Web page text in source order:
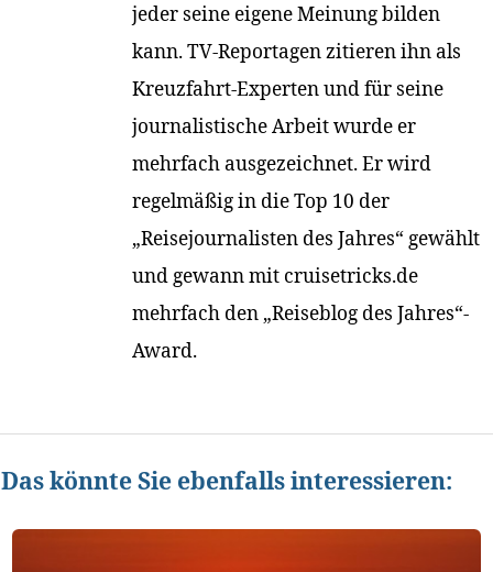
jeder seine eigene Meinung bilden
kann. TV-Reportagen zitieren ihn als
Kreuzfahrt-Experten und für seine
journalistische Arbeit wurde er
mehrfach ausgezeichnet. Er wird
regelmäßig in die Top 10 der
„Reisejournalisten des Jahres“ gewählt
und gewann mit cruisetricks.de
mehrfach den „Reiseblog des Jahres“-
Award.
Das könnte Sie ebenfalls interessieren: